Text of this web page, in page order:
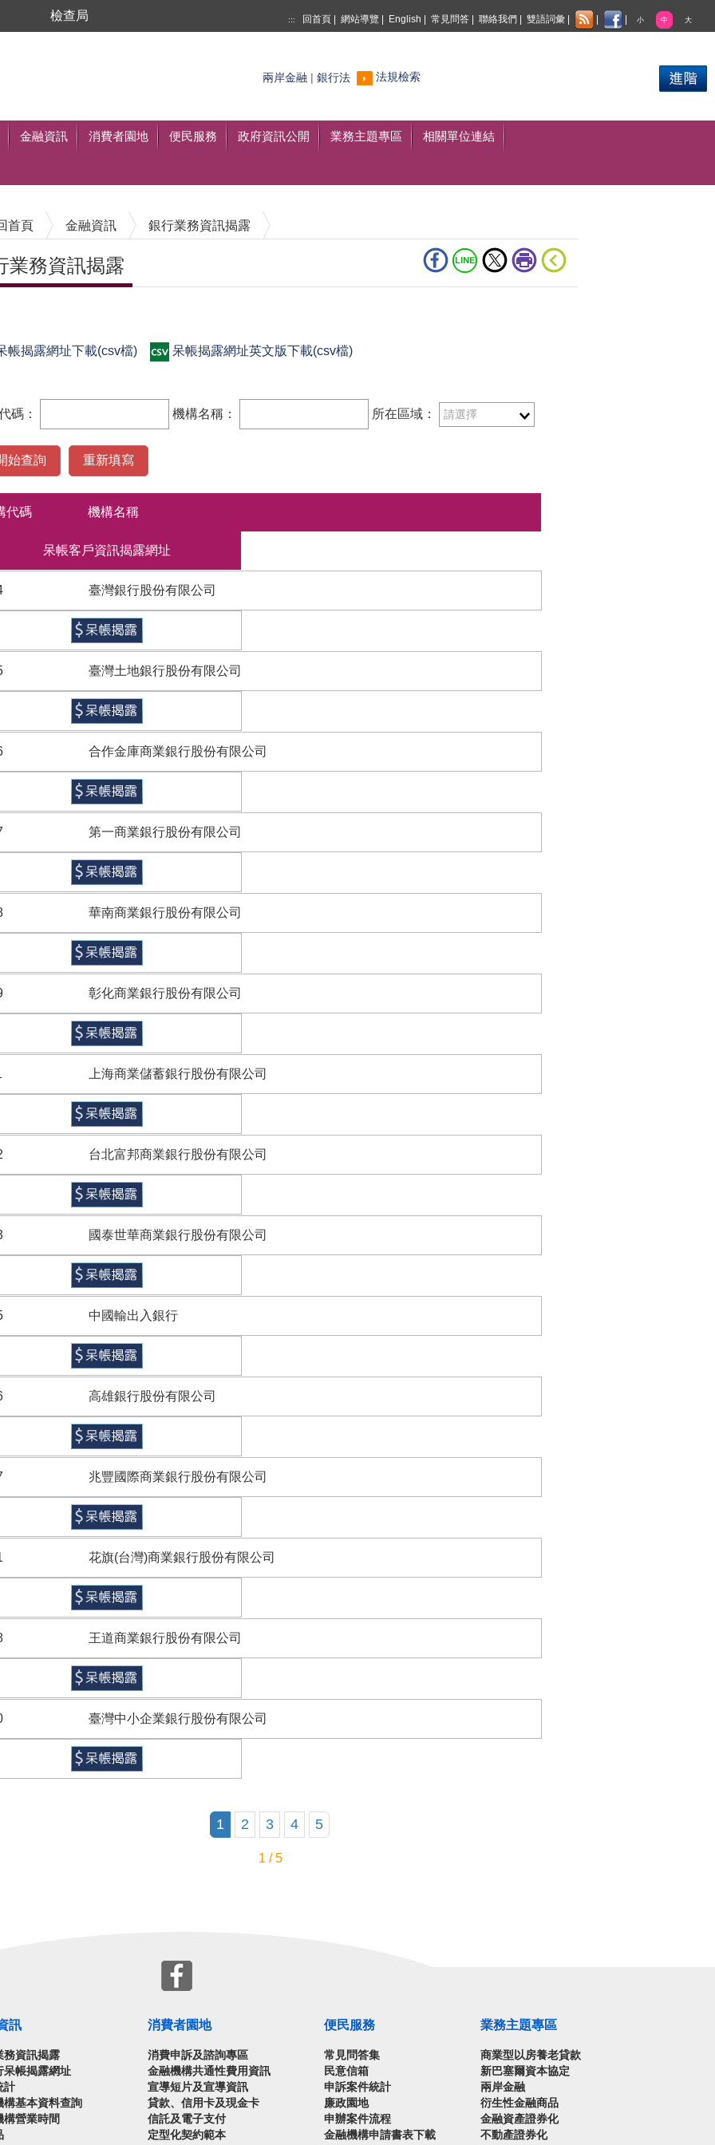
檢查局 ::: 回首頁 網站導覽 English 常見問答 聯絡我們 雙語詞彙 小 中 大
搜尋
兩岸金融 銀行法 法規檢索
金融資訊 消費者園地 便民服務 政府資訊公開 業務主題專區 相關單位連結
首頁 金融資訊 銀行業務資訊揭露
業務資訊揭露
帳揭露網址下載(csv檔) 呆帳揭露網址英文版下載(csv檔)
碼： 機構名稱： 所在區域：
代碼 機構名稱
呆帳客戶資訊揭露網址
臺灣銀行股份有限公司
臺灣土地銀行股份有限公司
合作金庫商業銀行股份有限公司
第一商業銀行股份有限公司
華南商業銀行股份有限公司
彰化商業銀行股份有限公司
上海商業儲蓄銀行股份有限公司
台北富邦商業銀行股份有限公司
國泰世華商業銀行股份有限公司
中國輸出入銀行
高雄銀行股份有限公司
兆豐國際商業銀行股份有限公司
花旗(台灣)商業銀行股份有限公司
王道商業銀行股份有限公司
臺灣中小企業銀行股份有限公司
1 2 3 4 5
1 / 5
訊
務資訊揭露
呆帳揭露網址
計
構基本資料查詢
構營業時間
消費者園地
消費申訴及諮詢專區
金融機構共通性費用資訊
宣導短片及宣導資訊
貸款、信用卡及現金卡
信託及電子支付
定型化契約範本
便民服務
常見問答集
民意信箱
申訴案件統計
廉政園地
申辦案件流程
金融機構申請書表下載
業務主題專區
商業型以房養老貸款
新巴塞爾資本協定
兩岸金融
衍生性金融商品
金融資產證券化
不動產證券化